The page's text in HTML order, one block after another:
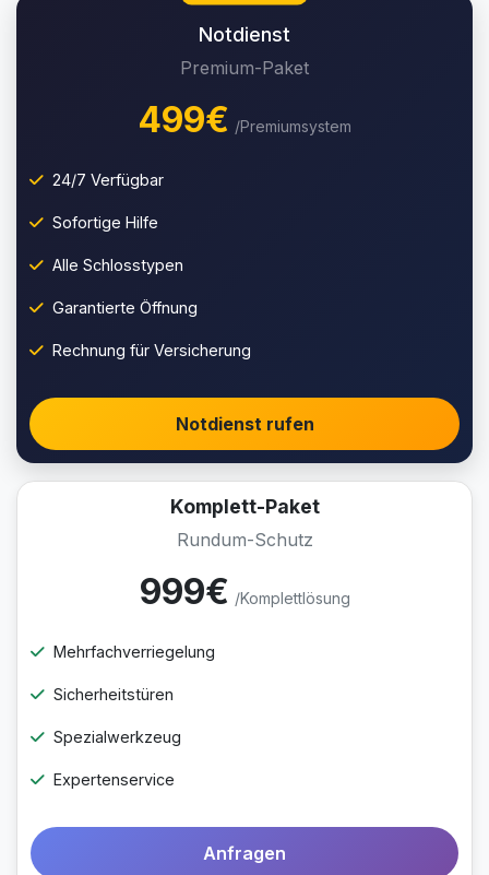
Notdienst
Premium-Paket
499€ /Premiumsystem
24/7 Verfügbar
Sofortige Hilfe
Alle Schlosstypen
Garantierte Öffnung
Rechnung für Versicherung
Notdienst rufen
Komplett-Paket
Rundum-Schutz
999€ /Komplettlösung
Mehrfachverriegelung
Sicherheitstüren
Spezialwerkzeug
Expertenservice
Anfragen